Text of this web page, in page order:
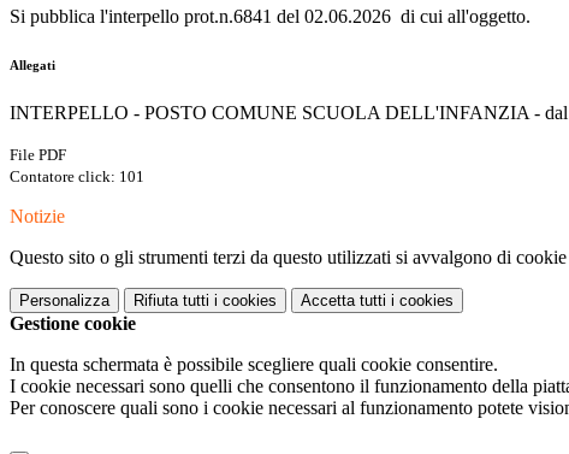
Si pubblica l'interpello prot.n.6841 del 02.06.2026 di cui all'oggetto.
Allegati
INTERPELLO - POSTO COMUNE SCUOLA DELL'INFANZIA - dal
File PDF
Contatore click: 101
Notizie
Questo sito o gli strumenti terzi da questo utilizzati si avvalgono di
Personalizza Rifiuta tutti i cookies Accetta tutti i cookies
Gestione cookie
In questa schermata è possibile scegliere quali cookie consentire.
I cookie necessari sono quelli che consentono il funzionamento della
Per conoscere quali sono i cookie necessari al funzionamento potete